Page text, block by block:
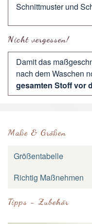
Schnittmuster und
Nicht vergessen!
Damit das
nach dem Waschen
gesamten Stoff vor
Maße & Größen
Größentabelle
Richtig Maßnehmen
Tipps - Zubehör